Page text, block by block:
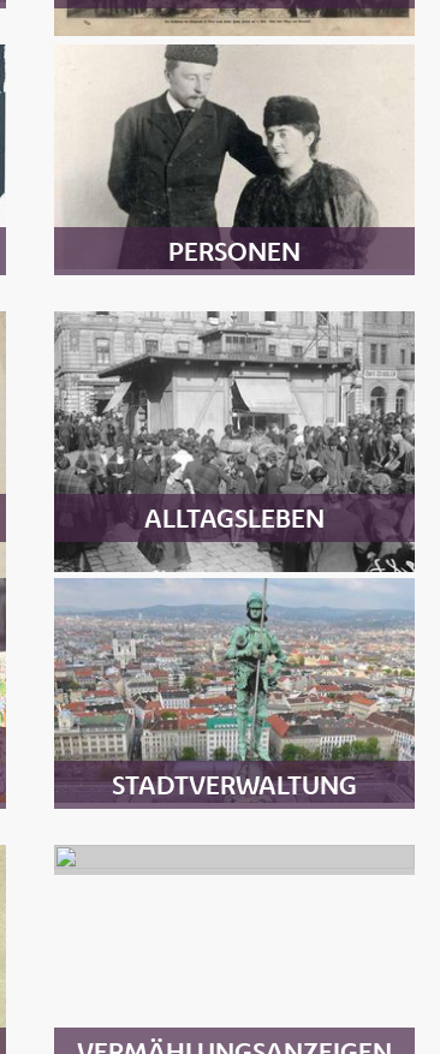
PERSONEN
ALLTAGSLEBEN
STADTVERWALTUNG